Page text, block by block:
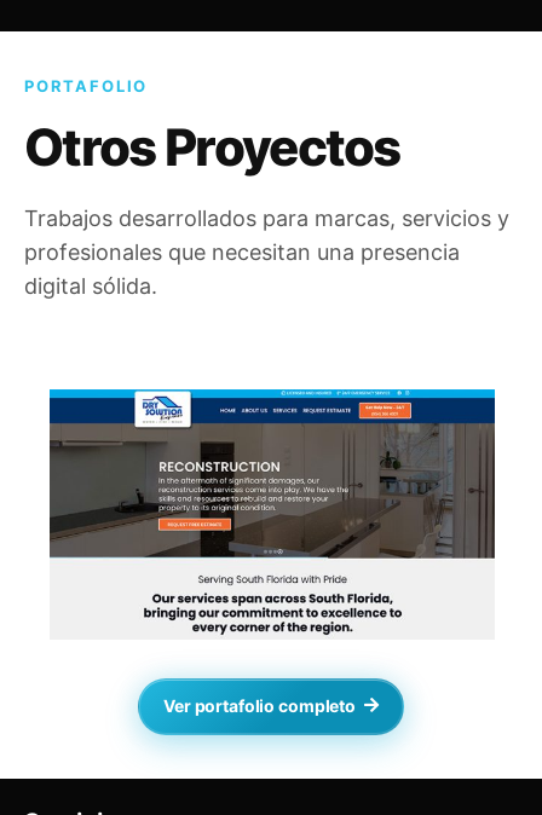
PORTAFOLIO
Otros Proyectos
Trabajos desarrollados para marcas, servicios y
profesionales que necesitan una presencia
digital sólida.
Ver portafolio completo